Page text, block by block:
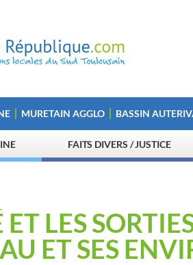
MURETAIN AGGLO BASSIN
FAITS DIVERS / JUSTICE
ET LES
ET SES